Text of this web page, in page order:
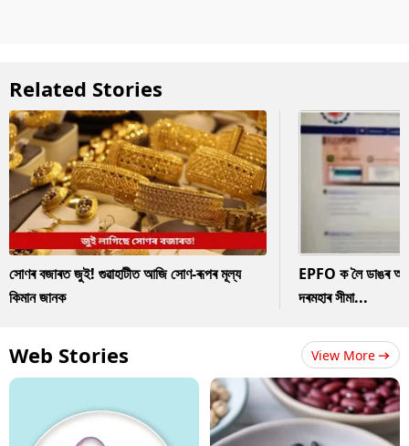
Related Stories
সোণৰ বজাৰত জুই! গুৱাহাটীত আজি সোণ-ৰূপৰ মূল্য
কিমান জানক
EPFO ক লৈ ডাঙৰ
দৰমহাৰ সীমা...
Web Stories View More